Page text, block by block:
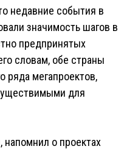
недавние события в
значимость шагов в
предпринятых
словам, обе страны
ряда мегапроектов,
для
напомнил о проектах